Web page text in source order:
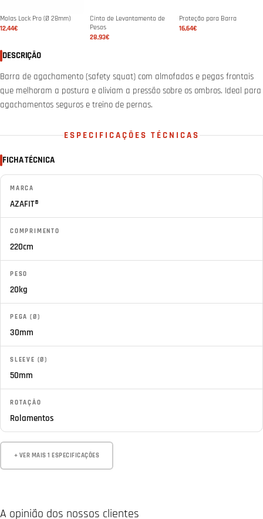
Molas Lock Pro (Ø 28mm)
12,44€
Cinto de Levantamento de
Pesos
28,93€
Proteção para Barra
16,64€
DESCRIÇÃO
Barra de agachamento (safety squat) com almofadas e pegas frontais
que melhoram a postura e aliviam a pressão sobre os ombros. Ideal para
agachamentos seguros e treino de pernas.
ESPECIFICAÇÕES TÉCNICAS
FICHA TÉCNICA
MARCA
AZAFIT®
COMPRIMENTO
220cm
PESO
20kg
PEGA (Ø)
30mm
SLEEVE (Ø)
50mm
ROTAÇÃO
Rolamentos
+ VER MAIS 1 ESPECIFICAÇÕES
A opinião dos nossos clientes